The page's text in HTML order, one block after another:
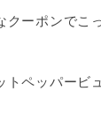
クーポンでこ
トペッパービ